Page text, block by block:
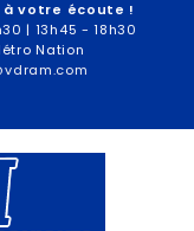
à votre écoute !
| 13h45 - 18h30
Nation